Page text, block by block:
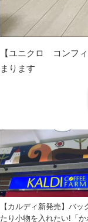
【ユニクロ コンフ
まります